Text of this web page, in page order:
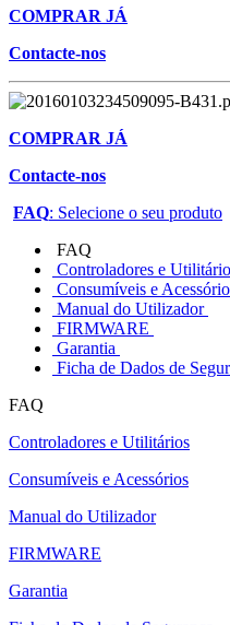
COMPRAR JÁ
Contacte-nos
COMPRAR JÁ
Contacte-nos
FAQ: Selecione o seu produto
FAQ
Controladores e
Consumíveis e
Manual do Utilizador
FIRMWARE
Garantia
Ficha de Dados de
FAQ
Controladores e Utilitários
Consumíveis e Acessórios
Manual do Utilizador
FIRMWARE
Garantia